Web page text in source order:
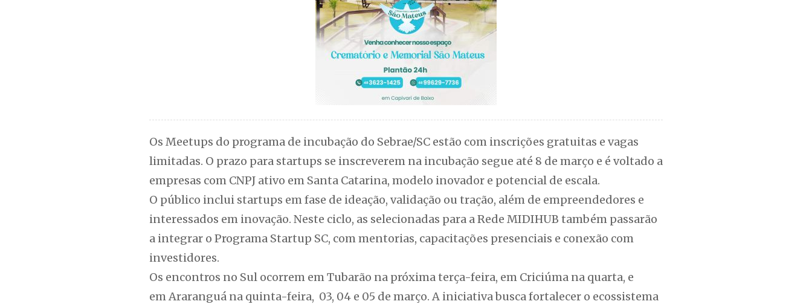
Os Meetups do programa de incubação do Sebrae/SC estão com inscrições gratuitas e vagas
limitadas. O prazo para startups se inscreverem na incubação segue até 8 de março e é voltado a
empresas com CNPJ ativo em Santa Catarina, modelo inovador e potencial de escala.
O público inclui startups em fase de ideação, validação ou tração, além de empreendedores e
interessados em inovação. Neste ciclo, as selecionadas para a Rede MIDIHUB também passarão
a integrar o Programa Startup SC, com mentorias, capacitações presenciais e conexão com
investidores.
Os encontros no Sul ocorrem em Tubarão na próxima terça-feira, em Criciúma na quarta, e
em Araranguá na quinta-feira, 03, 04 e 05 de março. A iniciativa busca fortalecer o ecossistema